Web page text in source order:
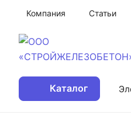
Компания Статьи
Каталог